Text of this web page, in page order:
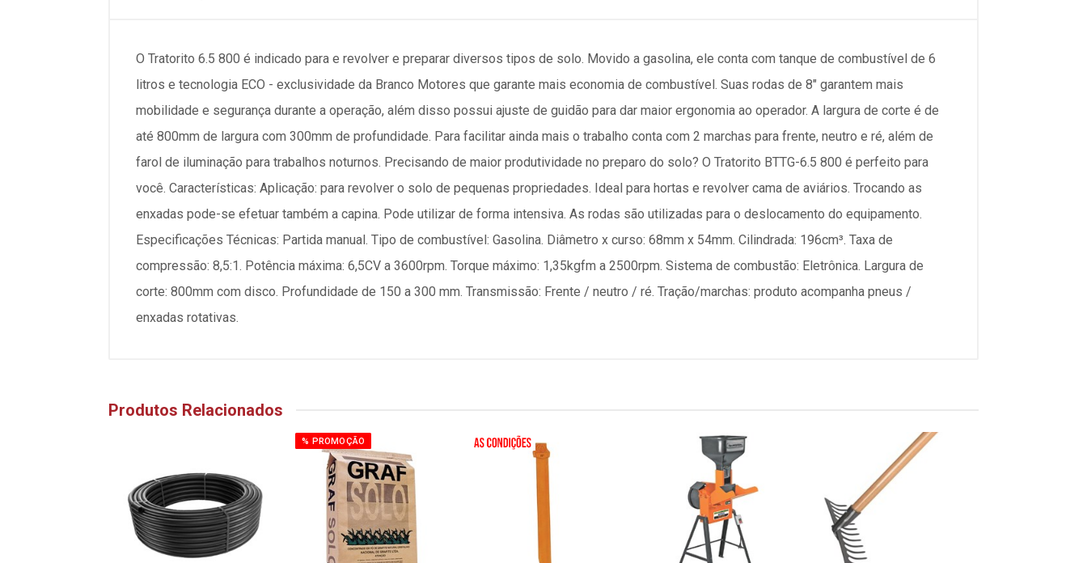
O Tratorito 6.5 800 é indicado para e revolver e preparar diversos tipos de solo. Movido a gasolina, ele conta com tanque de combustível de 6
litros e tecnologia ECO - exclusividade da Branco Motores que garante mais economia de combustível. Suas rodas de 8" garantem mais
mobilidade e segurança durante a operação, além disso possui ajuste de guidão para dar maior ergonomia ao operador. A largura de corte é de
até 800mm de largura com 300mm de profundidade. Para facilitar ainda mais o trabalho conta com 2 marchas para frente, neutro e ré, além de
farol de iluminação para trabalhos noturnos. Precisando de maior produtividade no preparo do solo? O Tratorito BTTG-6.5 800 é perfeito para
você. Características: Aplicação: para revolver o solo de pequenas propriedades. Ideal para hortas e revolver cama de aviários. Trocando as
enxadas pode-se efetuar também a capina. Pode utilizar de forma intensiva. As rodas são utilizadas para o deslocamento do equipamento.
Especificações Técnicas: Partida manual. Tipo de combustível: Gasolina. Diâmetro x curso: 68mm x 54mm. Cilindrada: 196cm³. Taxa de
compressão: 8,5:1. Potência máxima: 6,5CV a 3600rpm. Torque máximo: 1,35kgfm a 2500rpm. Sistema de combustão: Eletrônica. Largura de
corte: 800mm com disco. Profundidade de 150 a 300 mm. Transmissão: Frente / neutro / ré. Tração/marchas: produto acompanha pneus /
enxadas rotativas.
Produtos Relacionados
% PROMOÇÃO